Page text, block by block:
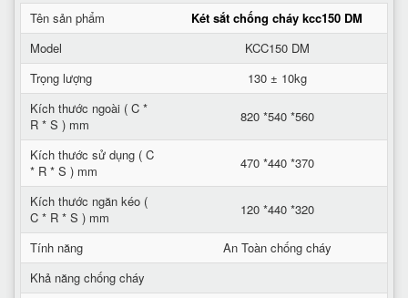
Tên sản phẩm
Két sắt chống cháy kcc150 DM
Model
KCC150 DM
Trọng lượng
130 ± 10kg
Kích thước ngoài ( C *
R * S ) mm
820 *540 *560
Kích thước sử dụng ( C
* R * S ) mm
470 *440 *370
Kích thước ngăn kéo (
C * R * S ) mm
120 *440 *320
Tính năng
An Toàn chống cháy
Khả năng chống cháy